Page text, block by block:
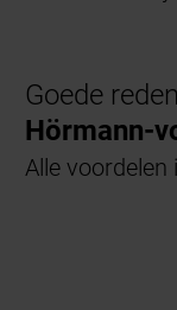
Goede
Hörmann-
Alle